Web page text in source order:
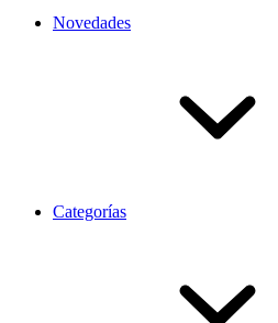
Novedades
Categorías